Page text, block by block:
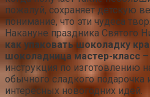
пожалуй, сохраняет детскую
понимание, что эти чудеса
Накануне праздника Святого
как упаковать шоколадку
шоколадница мастер-класс
инструкция по изготовлению
обычного сладкого подарочка
интересных новогодних идей.